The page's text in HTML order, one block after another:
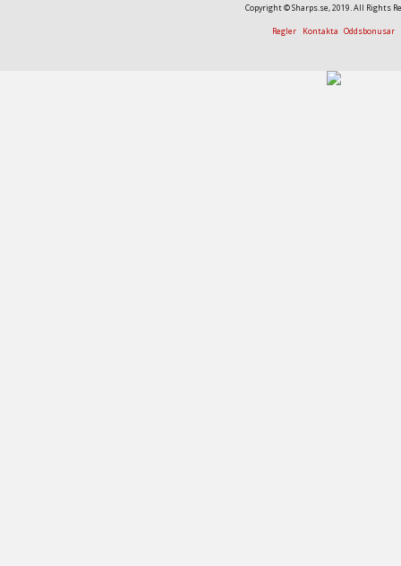
Copyright © Sharps.se, 2019. All Rights
Regler Kontakta Oddsbonusar